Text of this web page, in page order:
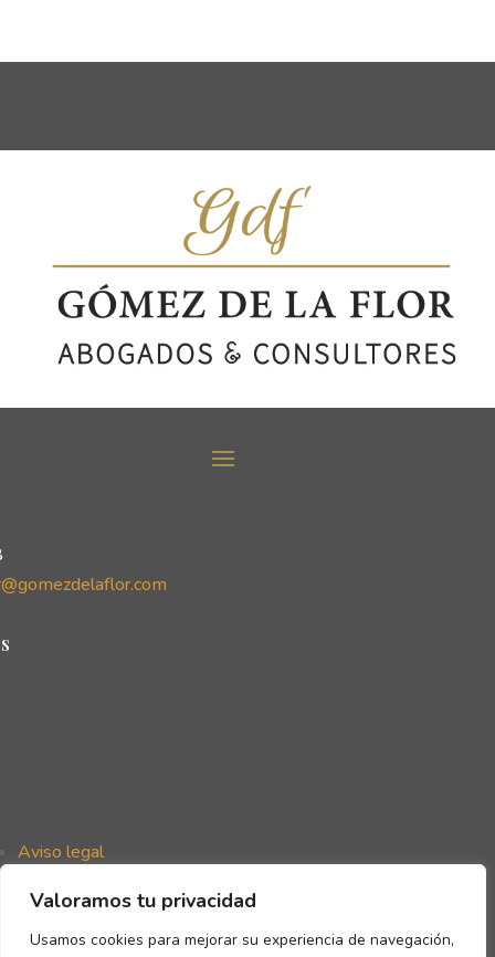
Valoramos tu privacidad
Usamos cookies para mejorar su experiencia de navegación,
Aviso legal
Política de cookies
Declaración de accesibilidad